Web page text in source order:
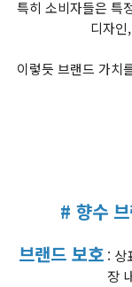
특히 소비자들은 특
디자인
이렇듯 브랜드 가치
# 향수
브랜드 보호 : 상
장